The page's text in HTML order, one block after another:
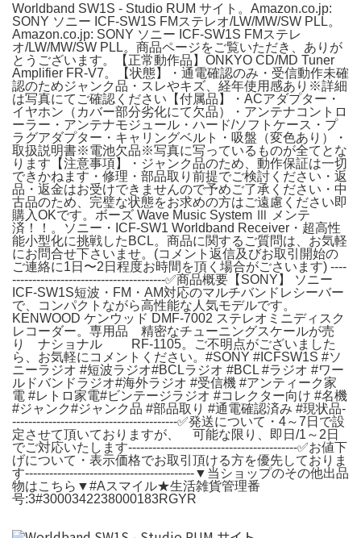
Worldband SW1S - Studio RUM サイト。Amazon.co.jp:
SONY ソニー ICF-SW1S FMステレオ/LW/MW/SW PLL。
Amazon.co.jp: SONY ソニー ICF-SW1S FMステレ
オ/LW/MW/SW PLL。商品ページをご覧いただき、ありが
とうございます。【正常動作品】ONKYO CD/MD Tuner
Amplifier FR-V7。【状態】・通電確認のみ・受信動作未確
認のためジャンク品・スレやキズ、経年使用感あり※詳細
は写真にてご確認ください【付属品】・ACアダプター・
イヤホン（カバー部分劣化にて欠品）・アンテナコントロ
ーラー・アンテナモジュール・ハード/ソフトケース・プ
ラグアダプター・キャリングベルト・吸盤（変色あり）・
取扱説明書※電池欠品※写真に写っているものが全てとな
ります【注意事項】・ジャンク品のため、動作保証は一切
できかねます・修理・部品取り前提でご検討ください・返
品・返金はお受けできませんので予めご了承ください・中
古品のため、完璧な状態をお求めの方はご遠慮ください即
購入OKです。ボーズ Wave Music System Ⅲ メンテ
済！！。ソニー・ICF-SW1 Worldband Receiver・超高性
能小型化に挑戦したBCL。商品に関するご質問は、お気軽
にお問合せ下さいませ。(コメント返信及びお取引開始の
ご連絡に1日〜2日程度お時間を頂く場合がごさいます) ----
--------------------------------------✅商品概要【SONY】 ソニー
ICF-SW1S短波・FM・AM対応のマルチバンドレシーバー
で、コンパクトながら高性能な人気モデルです。
KENWOOD ケンウッド DMF-7002 ステレオミニディスク
レコーダー。専用品 精密なチューニングスケールが売
り ナショナル RF-1105。ご不明点がございました
ら、お気軽にコメントください。#SONY #ICFSW1S #ソ
ニーラジオ #短波ラジオ#BCLラジオ #BCL #ラジオ #ワー
ルドバンドラジオ#海外ラジオ #受信機 #アンティーク家
電 #レトロ家電#ビンテージラジオ #コレクター向け #名機
#ジャンク#ジャンク品 #部品取り #通電確認済み #現状品-
-----------------------------------------✅発送について・4～7日で設
定させて頂いておりますが、 可能な限り、即日/1～2日
でご対応いたします------------------------------------------✅お値下
げについて・表示価格でお取引頂ける方を優先しておりま
す------------------------------------------▼当ショップのその他出品
物はこちら▼#Aスマイル★生活雑貨管理番
号:3#3000342238000183RGYR